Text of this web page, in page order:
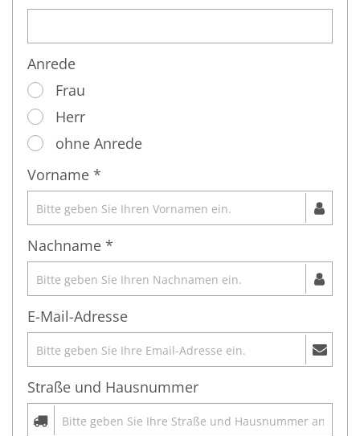
Anrede
Frau
Herr
ohne Anrede
Vorname *
Nachname *
E-Mail-Adresse
Straße und Hausnummer